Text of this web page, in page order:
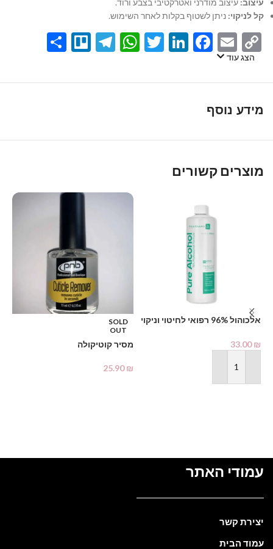
עיצוב: עיצוב מודרני ואטרקטיבי בצבע ורוד.
קל לניקוי: ניתן לשטוף בקלות לאחר השימוש.
Copy
Link
Email
Facebook
LinkedIn
Twitter
WhatsApp
Telegram
Trello
הצג עוד
מידע נוסף
מוצרים קשורים
אלכוהול 96% רפואי לחיטוי וניקוי
Alcohol
33.00₪
הוספה לסל
SOLD
OUT
מסיר קוטיקולה
25.90₪
עמודי האתר
יצירת קשר
עמוד הבית